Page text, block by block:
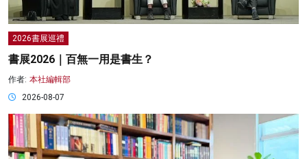
2026書展巡禮
書展2026｜百無一用是書生？
作者: 本社編輯部
2026-08-07